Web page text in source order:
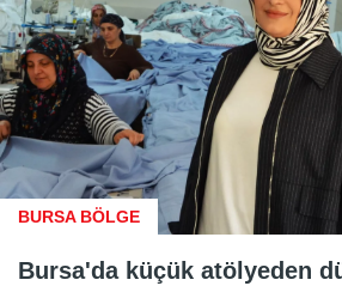
BURSA BÖLGE
Bursa'da küçük atölyeden